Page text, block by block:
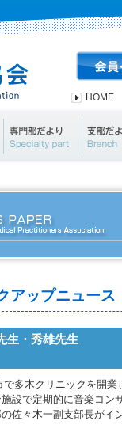
HOME
アップニュース
・秀雄先生
多木クリニックを開業
設で定期的に音楽コン
佐々木一副支部長がイ